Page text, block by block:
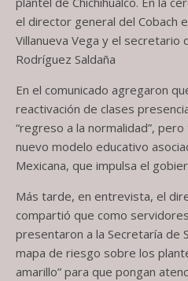
el director general del Cobach
Villanueva Vega y el secretario
Rodríguez Saldaña
En el comunicado agregaron
reactivación de clases
“regreso a la normalidad”,
nuevo modelo educativo
Mexicana, que impulsa el
Más tarde, en entrevista, el
compartió que como
presentaron a la Secretaría de
mapa de riesgo sobre los
amarillo” para que pongan